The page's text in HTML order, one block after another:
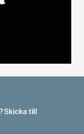
Skicka till